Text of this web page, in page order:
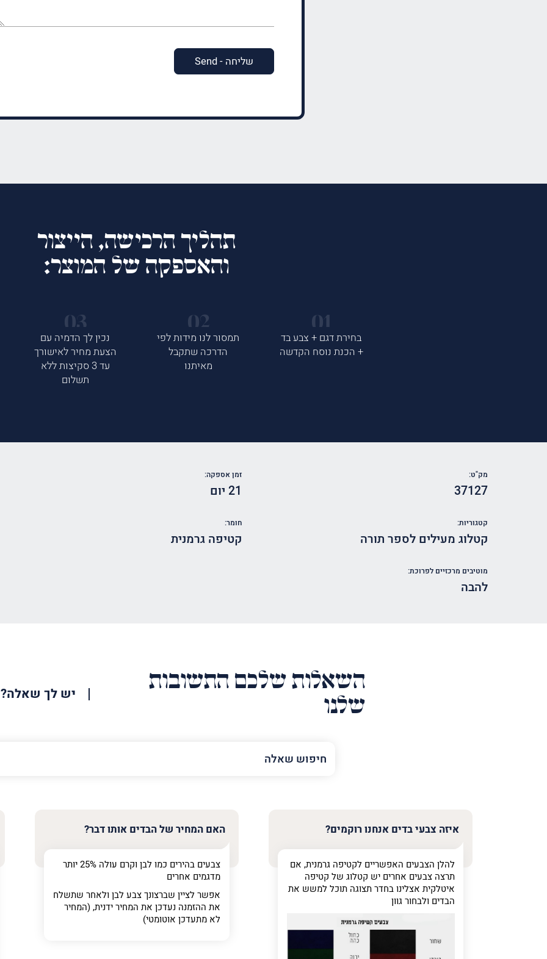
תהליך הרכישה, הייצור
והאספקה של המוצר:
בחירת דגם + צבע בד
+ הכנת נוסח הקדשה
תמסור לנו מידות לפי
הדרכה שתקבל
מאיתנו
נכין לך הדמיה עם
הצעת מחיר לאישורך
עד 3 סקיצות ללא
תשלום
מק"ט:
37127
זמן אספקה:
21 יום
קטגוריות:
קטלוג מעילים לספר תורה
חומר:
קטיפה גרמנית
מוטיבים מרכזיים לפרוכת:
להבה
השאלות שלכם התשובות
שלנו
יש לך שאלה?
פרט
על
מה
איזה צבעי בדים אנחנו רוקמים?
להלן הצבעים האפשריים לקטיפה גרמנית, אם
תרצה צבעים אחרים יש קטלוג של קטיפה
איטלקית אצלינו בחדר תצוגה תוכל למשש את
הבדים ולבחור גוון
האם המחיר של הבדים אותו דבר?
צבעים בהירים כמו לבן וקרם עולה 25% יותר
מדגמים אחרים
אפשר לציין שברצונך צבע לבן ולאחר שתשלח
את ההזמנה נעדכן את המחיר ידנית, (המחיר
לא מתעדכן אוטומטי)